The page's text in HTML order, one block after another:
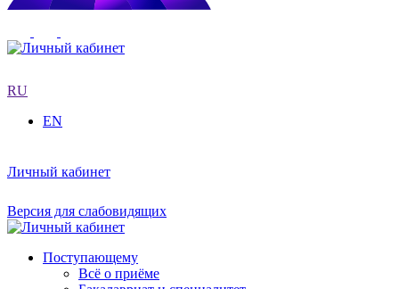
RU
EN
Личный кабинет
Версия для слабовидящих
Поступающему
Всё о приёме